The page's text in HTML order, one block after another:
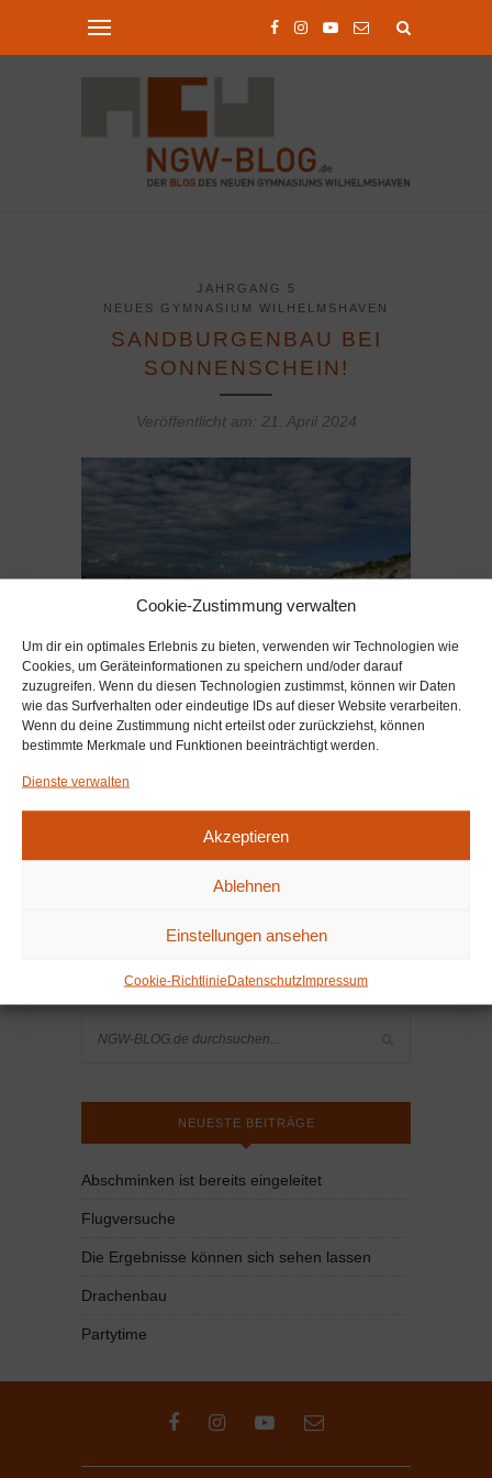
Cookie-Zustimmung verwalten
Um dir ein optimales Erlebnis zu bieten, verwenden wir Technologien wie
Cookies, um Geräteinformationen zu speichern und/oder darauf
zuzugreifen. Wenn du diesen Technologien zustimmst, können wir Daten
wie das Surfverhalten oder eindeutige IDs auf dieser Website verarbeiten.
Wenn du deine Zustimmung nicht erteilst oder zurückziehst, können
bestimmte Merkmale und Funktionen beeinträchtigt werden.
Dienste verwalten
Akzeptieren
Ablehnen
Einstellungen ansehen
Cookie-RichtlinieDatenschutzImpressum
JAHRGANG 5
NEUES GYMNASIUM WILHELMSHAVEN
SANDBURGENBAU BEI
SONNENSCHEIN!
Veröffentlicht am: 21. April 2024
MARCEL KUCHLER
MARCEL KUCHLER
NEUESTE BEITRÄGE
Abschminken ist bereits eingeleitet
Flugversuche
Die Ergebnisse können sich sehen lassen
Drachenbau
Partytime